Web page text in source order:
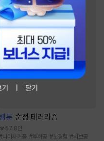
툰 순정 테러리즘
57.8만
나이차커플 #후회공 #첫경험 #서브공
닫기